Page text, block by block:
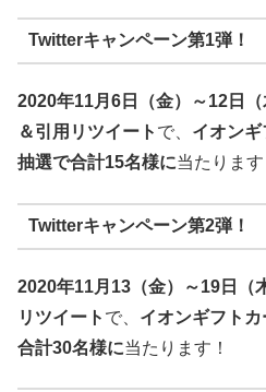
Twitterキャンペーン第1弾！
2020年11月6日（金）～12日
＆引用リツイート で、 イオンギ
抽選で合計15名様に当たります
Twitterキャンペーン第2弾！
2020年11月13（金）～19日（
リツイート で、 イオンギフト
合計30名様に当たります！